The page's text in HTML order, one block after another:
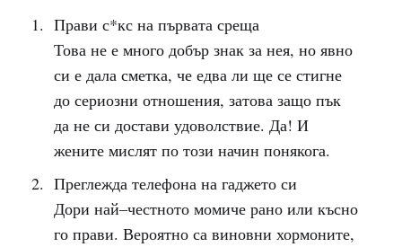
Прави с*кс на първата среща
Това не е много добър знак за нея, но явно
си е дала сметка, че едва ли ще се стигне
до сериозни отношения, затова защо пък
да не си достави удоволствие. Да! И
жените мислят по този начин понякога.
Преглежда телефона на гаджето си
Дори най–честното момиче рано или късно
го прави. Вероятно са виновни хормоните,